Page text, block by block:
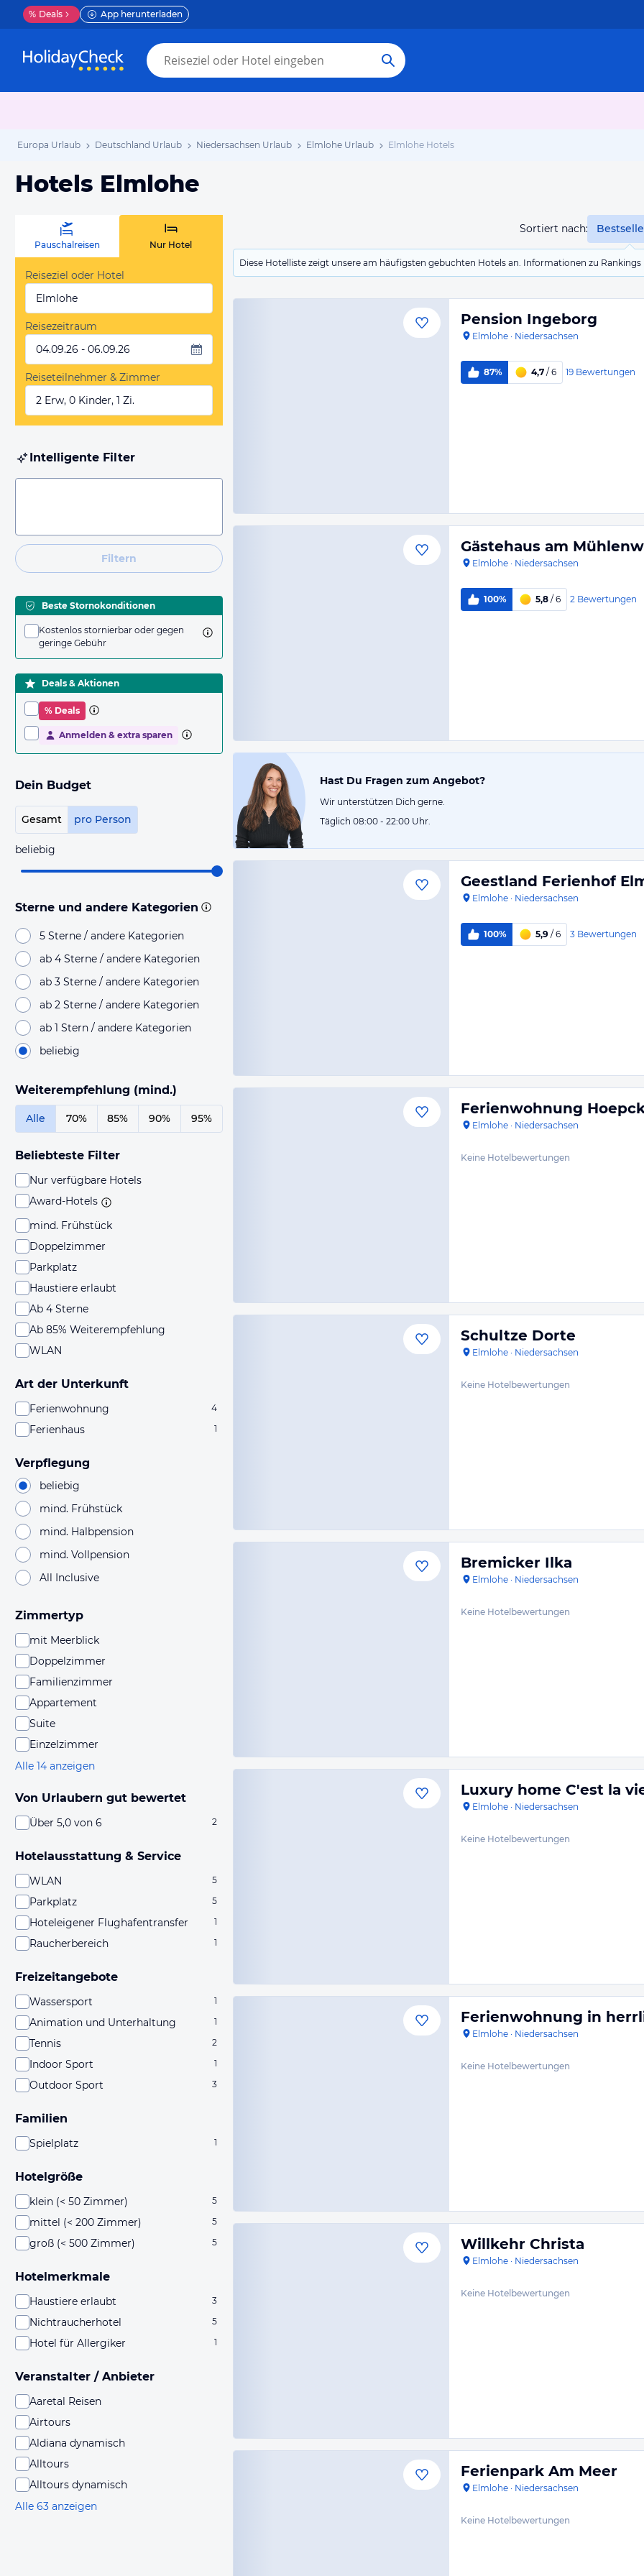
% Deals App herunterladen
Europa Urlaub Deutschland Urlaub Niedersachsen Urlaub Elmlohe Urlaub Elmlohe Hotels
Hotels Elmlohe
Sortiert nach:
Diese Hotelliste zeigt unsere am häufigsten gebuchten Hotels an. Informationen zu
Pauschalreisen Nur Hotel
Reiseziel oder Hotel
Elmlohe
Reisezeitraum
04.09.26 - 06.09.26
Reiseteilnehmer & Zimmer
2 Erw, 0 Kinder, 1 Zi.
Intelligente Filter
Filtern
Beste Stornokonditionen
Kostenlos stornierbar oder gegen
geringe Gebühr
Deals & Aktionen
% Deals
Anmelden & extra sparen
Dein Budget
Gesamt pro Person
beliebig
Sterne und andere Kategorien
5 Sterne / andere Kategorien
ab 4 Sterne / andere Kategorien
ab 3 Sterne / andere Kategorien
ab 2 Sterne / andere Kategorien
ab 1 Stern / andere Kategorien
beliebig
Weiterempfehlung (mind.)
Alle 70% 85% 90% 95%
Beliebteste Filter
Nur verfügbare Hotels
Award-Hotels
mind. Frühstück
Doppelzimmer
Parkplatz
Haustiere erlaubt
Ab 4 Sterne
Ab 85% Weiterempfehlung
WLAN
Art der Unterkunft
Ferienwohnung 4
Ferienhaus 1
Verpflegung
beliebig
mind. Frühstück
mind. Halbpension
mind. Vollpension
All Inclusive
Zimmertyp
mit Meerblick
Doppelzimmer
Familienzimmer
Appartement
Suite
Einzelzimmer
Alle 14 anzeigen
Von Urlaubern gut bewertet
Über 5,0 von 6 2
Hotelausstattung & Service
WLAN 5
Parkplatz 5
Hoteleigener Flughafentransfer 1
Raucherbereich 1
Freizeitangebote
Wassersport 1
Animation und Unterhaltung 1
Tennis 2
Indoor Sport 1
Outdoor Sport 3
Familien
Spielplatz 1
Hotelgröße
klein (< 50 Zimmer) 5
mittel (< 200 Zimmer) 5
groß (< 500 Zimmer) 5
Hotelmerkmale
Haustiere erlaubt 3
Nichtraucherhotel 5
Hotel für Allergiker 1
Veranstalter / Anbieter
Aaretal Reisen
Airtours
Aldiana dynamisch
Alltours
Alltours dynamisch
Alle 63 anzeigen
Pension Ingeborg
Elmlohe · Niedersachsen
87% 4,7 / 6 19 Bewertungen
Gästehaus am
Elmlohe · Niedersachsen
100% 5,8 / 6 2 Bewertungen
Hast Du Fragen zum Angebot?
Wir unterstützen Dich gerne.
Täglich 08:00 - 22:00 Uhr.
Geestland Ferienhof
Elmlohe · Niedersachsen
100% 5,9 / 6 3 Bewertungen
Ferienwohnung
Elmlohe · Niedersachsen
Keine Hotelbewertungen
Schultze Dorte
Elmlohe · Niedersachsen
Keine Hotelbewertungen
Bremicker Ilka
Elmlohe · Niedersachsen
Keine Hotelbewertungen
Luxury home C'est la
Elmlohe · Niedersachsen
Keine Hotelbewertungen
Ferienwohnung in
Elmlohe · Niedersachsen
Keine Hotelbewertungen
Willkehr Christa
Elmlohe · Niedersachsen
Keine Hotelbewertungen
Ferienpark Am Meer
Elmlohe · Niedersachsen
Keine Hotelbewertungen